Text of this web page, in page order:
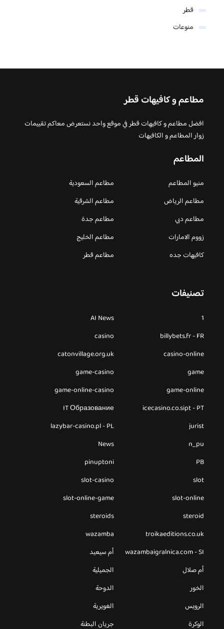
قطر
منوعات
مطاعم و كافيهات قطر
افضل مطاعم و كافيهات قطر في موقع واحد نستعرض معاكم تقييمات
زوار المطاعم و الكافيهات
المطاعم
منيو المطاعم
مطاعم السعودية
مطاعم الرياض
مطاعم الشرقية
مطاعم دبي
مطاعم جدة
زووم الامارات
مطاعم الخليج
كافيهات جده
مطاعم قطر
تصنيفات
1
AI News
billybets.fr - FR
casino
casino-online
catonvillage.org.uk
game
game-casino
game-online
game-online-casino
icecasino.co.sipt - PT
IT Образование
jurist
lazybar-casino.pl - PL
n_pu
News
PB
pinuptoni
slot
slot-casino
slot-online
slot-online-game
steroid
steroids
troikaeditions.co.uk
wazamba
wazambaigralnica.com - SI
أم سيعيد
أم صلال
الجميلية
الخور
الدوحة
الرويس
الغويرية
الوكرة
جريان البطنة